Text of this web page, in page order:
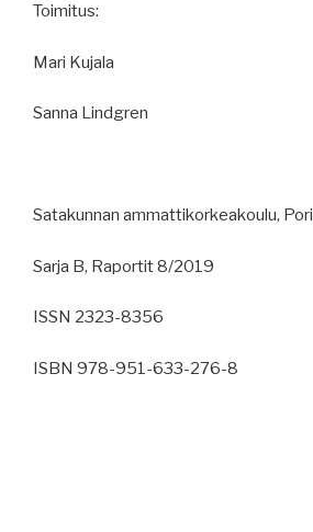
Toimitus:
Mari Kujala
Sanna Lindgren
Satakunnan ammattikorkeakoulu, Pori
Sarja B, Raportit 8/2019
ISSN 2323-8356
ISBN 978-951-633-276-8